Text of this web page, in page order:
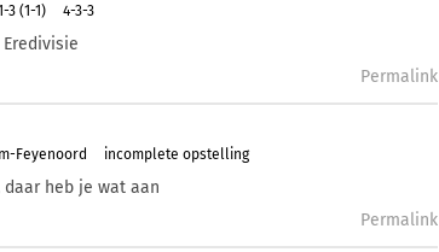
3 (1-1) 4-3-3
Permalink
Feyenoord incomplete opstelling
heb je wat aan
Permalink